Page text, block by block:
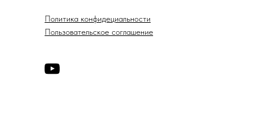
Политика конфидециальности
Пользовательское соглашение